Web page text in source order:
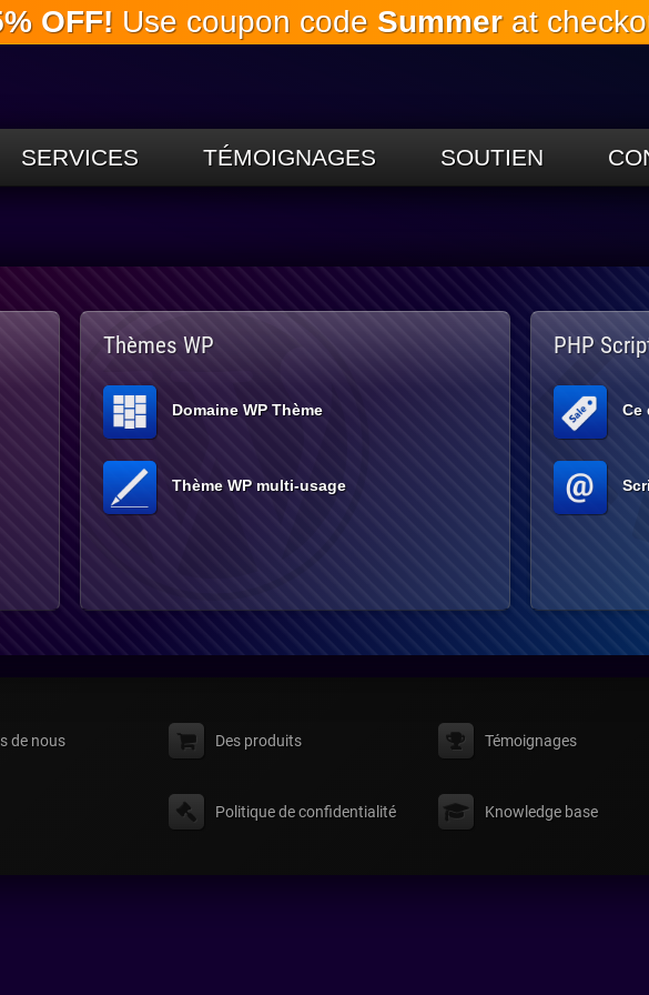
Passez
au
OFF! Use coupon code Summerat
SERVICES TÉMOIGNAGES SOUTIEN
Thèmes WP
Domaine WP Thème
Thème WP multi-usage
PHP
Ce
de nous Des produits Témoignages
Politique de confidentialité Knowledge base